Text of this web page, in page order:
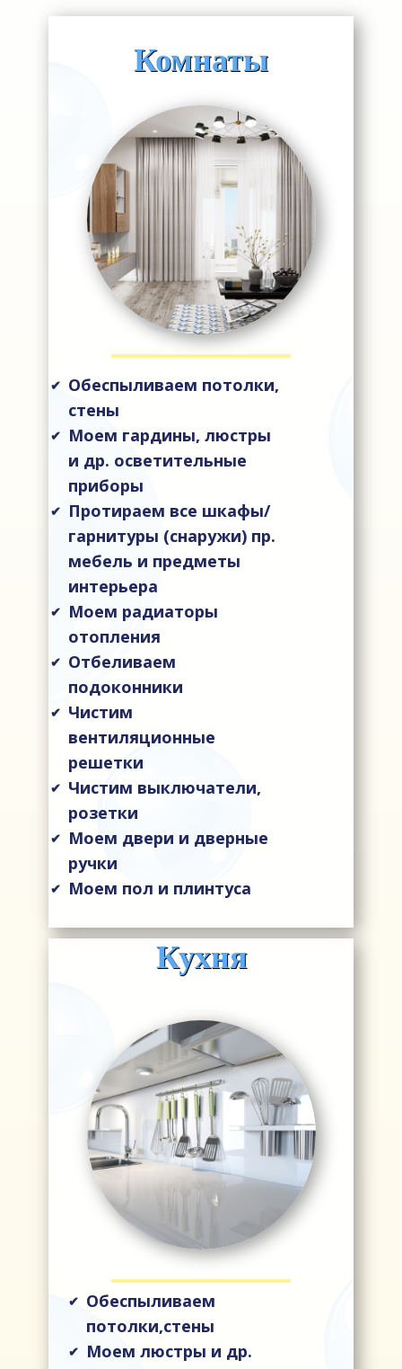
Комнаты
✔ Обеспыливаем потолки,
стены
✔ Моем гардины, люстры
и др. осветительные
приборы
✔ Протираем все шкафы/
гарнитуры (снаружи) пр.
мебель и предметы
интерьера
✔ Моем радиаторы
отопления
✔ Отбеливаем
подоконники
✔ Чистим
вентиляционные
решетки
✔ Чистим выключатели,
розетки
✔ Моем двери и дверные
ручки
✔ Моем пол и плинтуса
Кухня
✔ Обеспыливаем
потолки,стены
✔ Моем люстры и др.